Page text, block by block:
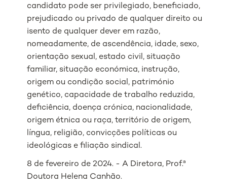
candidato pode ser privilegiado, beneficiado,
prejudicado ou privado de qualquer direito ou
isento de qualquer dever em razão,
nomeadamente, de ascendência, idade, sexo,
orientação sexual, estado civil, situação
familiar, situação económica, instrução,
origem ou condição social, património
genético, capacidade de trabalho reduzida,
deficiência, doença crónica, nacionalidade,
origem étnica ou raça, território de origem,
língua, religião, convicções políticas ou
ideológicas e filiação sindical.
8 de fevereiro de 2024. - A Diretora, Prof.ª
Doutora Helena Canhão.